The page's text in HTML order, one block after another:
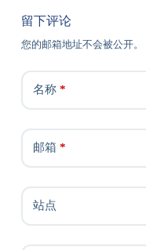
留下评论
您的邮箱地址不会被公开。
名称*
邮箱 *
站点